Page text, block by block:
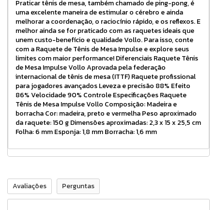
Praticar tênis de mesa, também chamado de ping-pong, é
uma excelente maneira de estimular o cérebro e ainda
melhorar a coordenação, o raciocínio rápido, e os reflexos. E
melhor ainda se for praticado com as raquetes ideais que
unem custo-benefício e qualidade Vollo. Para isso, conte
com a Raquete de Tênis de Mesa Impulse e explore seus
limites com maior performance! Diferenciais Raquete Tênis
de Mesa Impulse Vollo Aprovada pela federação
internacional de tênis de mesa (ITTF) Raquete profissional
para jogadores avançados Leveza e precisão 88% Efeito
86% Velocidade 90% Controle Especificações Raquete
Tênis de Mesa Impulse Vollo Composição: Madeira e
borracha Cor: madeira, preto e vermelha Peso aproximado
da raquete: 150 g Dimensões aproximadas: 2,3 x 15 x 25,5 cm
Folha: 6 mm Esponja: 1,8 mm Borracha: 1,6 mm
Avaliações Perguntas